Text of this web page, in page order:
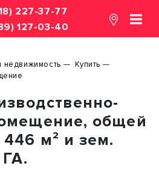
227-37-77
127-03-40
недвижимость
Купить
общей
м² и зем.